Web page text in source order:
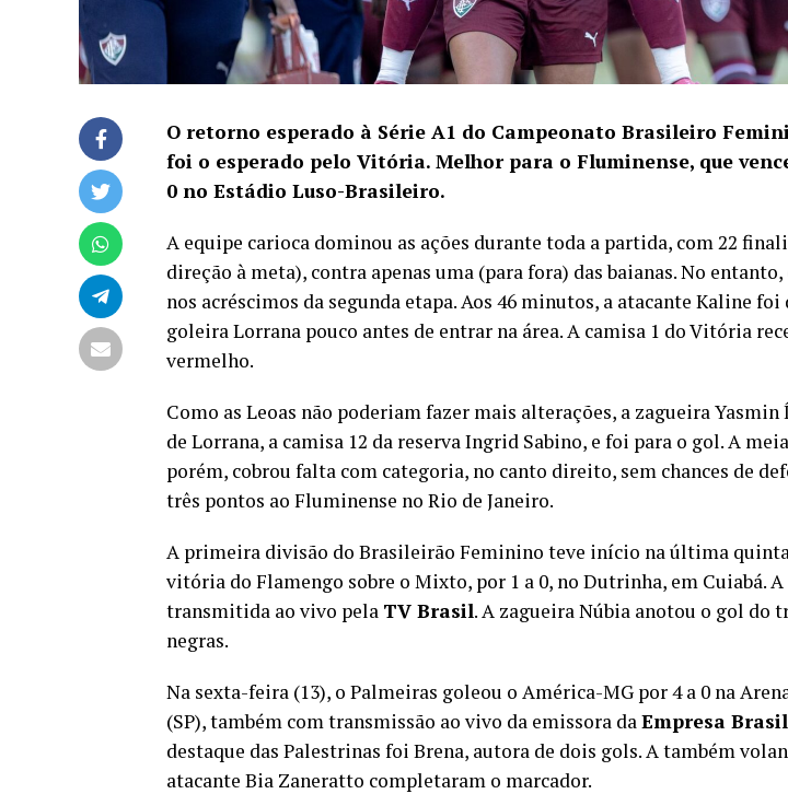
O retorno esperado à Série A1 do Campeonato Brasileiro
foi o esperado pelo Vitória. Melhor para o Fluminense, que
0 no Estádio Luso-Brasileiro.
A equipe carioca dominou as ações durante toda a partida, com 22
direção à meta), contra apenas uma (para fora) das baianas. No
nos acréscimos da segunda etapa. Aos 46 minutos, a atacante Kaline
goleira Lorrana pouco antes de entrar na área. A camisa 1 do Vitória
vermelho.
Como as Leoas não poderiam fazer mais alterações, a zagueira
de Lorrana, a camisa 12 da reserva Ingrid Sabino, e foi para o gol. A
porém, cobrou falta com categoria, no canto direito, sem chances de
três pontos ao Fluminense no Rio de Janeiro.
A primeira divisão do Brasileirão Feminino teve início na última
vitória do Flamengo sobre o Mixto, por 1 a 0, no Dutrinha, em Cuiabá.
transmitida ao vivo pela TV Brasil. A zagueira Núbia anotou o gol do
negras.
Na sexta-feira (13), o Palmeiras goleou o América-MG por 4 a 0 na
(SP), também com transmissão ao vivo da emissora daEmpresa
destaque das Palestrinas foi Brena, autora de dois gols. A também
atacante Bia Zaneratto completaram o marcador.